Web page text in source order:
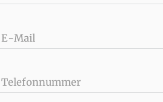
E-Mail
Telefonnummer